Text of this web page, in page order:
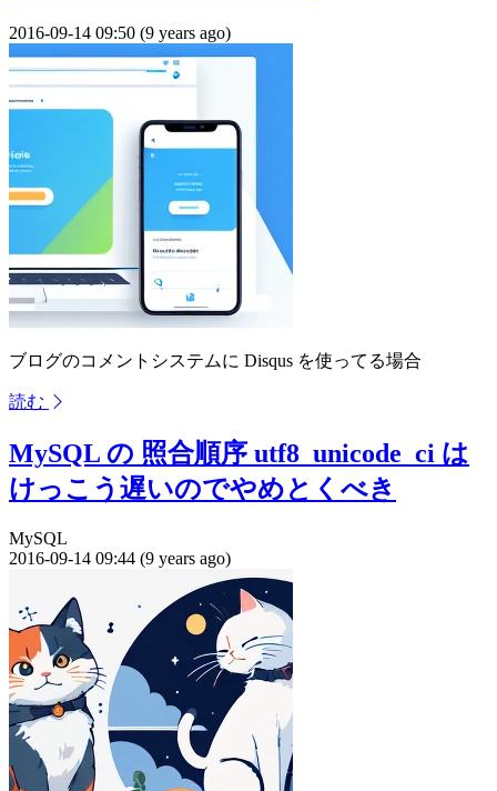
2016-09-14 09:50 (9 years ago)
ブログのコメントシステムに Disqus を使ってる場合
読む
MySQL の 照合順序 utf8_unicode_ci は
けっこう遅いのでやめとくべき
MySQL
2016-09-14 09:44 (9 years ago)